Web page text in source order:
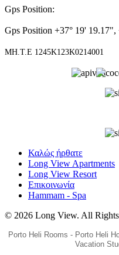
Gps Position:
Gps Position +37° 19' 19.17",
ΜΗ.Τ.Ε 1245Κ123Κ0214001
Καλώς ήρθατε
Long View Apartments
Long View Resort
Επικοινωνία
Hammam - Spa
© 2026 Long View. All Rights
Porto Heli Rooms - Porto Heli
Vacation